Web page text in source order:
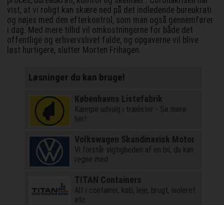
vist, at vi roligt kan skære ned på det indledende bureukrati
og nøjes med den efterkontrol, som man også gennemfører
i dag. Med mere tillid vil omkostningerne for både det
offentlige og erhvervslivet falde, og opgaverne vil blive
løst hurtigere, slutter Morten Frihagen.
Løsninger du kan bruge!
Københavns Listefabrik
Kæmpe udvalg i trælister - Se mere
her!
Volkswagen Skandinavisk Motor
Vi forstår vigtigheden af en bil, du kan
regne med.
TITAN Containers
Alt i container, køb, leje, brugt, isoleret
etc